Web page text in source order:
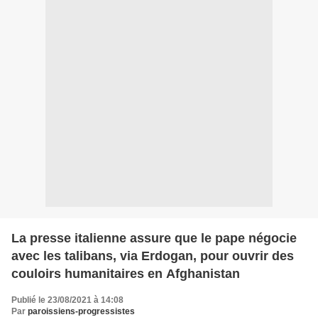
La presse italienne assure que le pape négocie
avec les talibans, via Erdogan, pour ouvrir des
couloirs humanitaires en Afghanistan
Publié le 23/08/2021 à 14:08
Par paroissiens-progressistes